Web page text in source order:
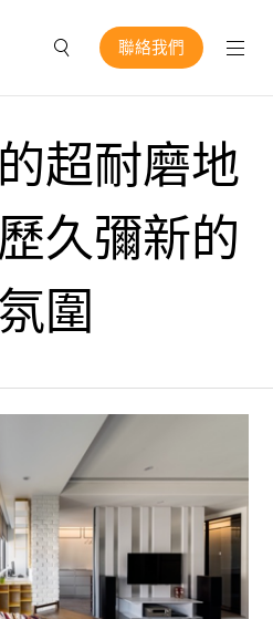
聯絡我們
超耐磨地
久彌新的
圍